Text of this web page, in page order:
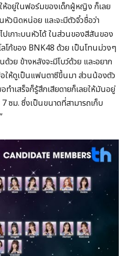
ให้อยู่ในฟอร์มของเด็กผู้หญิง ก็เลย
วนิดหน่อย และจะมีตัวจิ๋วชื่อว่า
เกาะบนหัวได้ ในส่วนของสีสันของ
ลโก้ของ BNK48 ด้วย เป็นโทนม่วงๆ
ย ข้างหลังจะมีโบว์ด้วย และอยาก
ให้ดูเป็นแฟนตาซีขึ้นมา ส่วนน้องตัว
ำเสร็จก็รู้สึกเสียดายก็เลยให้มันอยู่
ซม. ซึ่งเป็นขนาดที่สามารถเก็บ